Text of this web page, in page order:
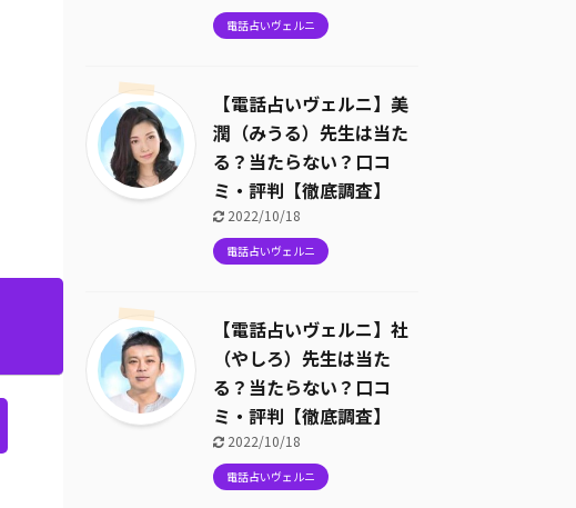
電話占いヴェルニ
【電話占いヴェルニ】美
潤（みうる）先生は当た
る？当たらない？口コ
ミ・評判【徹底調査】
2022/10/18
電話占いヴェルニ
【電話占いヴェルニ】社
（やしろ）先生は当た
る？当たらない？口コ
ミ・評判【徹底調査】
2022/10/18
電話占いヴェルニ